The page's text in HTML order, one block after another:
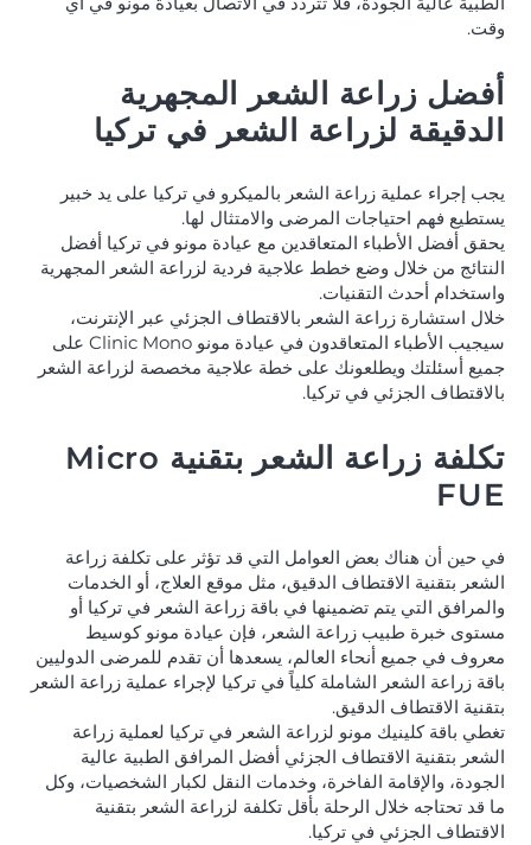
وقت.
أفضل زراعة الشعر المجهرية
الدقيقة لزراعة الشعر في تركيا
يجب إجراء عملية زراعة الشعر بالميكرو في تركيا على يد خبير
يستطيع فهم احتياجات المرضى والامتثال لها.
يحقق أفضل الأطباء المتعاقدين مع عيادة مونو في تركيا أفضل
النتائج من خلال وضع خطط علاجية فردية لزراعة الشعر المجهرية
واستخدام أحدث التقنيات.
خلال استشارة زراعة الشعر بالاقتطاف الجزئي عبر الإنترنت،
سيجيب الأطباء المتعاقدون في عيادة مونو Clinic Mono على
جميع أسئلتك ويطلعونك على خطة علاجية مخصصة لزراعة الشعر
بالاقتطاف الجزئي في تركيا.
تكلفة زراعة الشعر بتقنية Micro
FUE
في حين أن هناك بعض العوامل التي قد تؤثر على تكلفة زراعة
الشعر بتقنية الاقتطاف الدقيق، مثل موقع العلاج، أو الخدمات
والمرافق التي يتم تضمينها في باقة زراعة الشعر في تركيا أو
مستوى خبرة طبيب زراعة الشعر، فإن عيادة مونو كوسيط
معروف في جميع أنحاء العالم، يسعدها أن تقدم للمرضى الدوليين
باقة زراعة الشعر الشاملة كلياً في تركيا لإجراء عملية زراعة الشعر
بتقنية الاقتطاف الدقيق.
تغطي باقة كلينيك مونو لزراعة الشعر في تركيا لعملية زراعة
الشعر بتقنية الاقتطاف الجزئي أفضل المرافق الطبية عالية
الجودة، والإقامة الفاخرة، وخدمات النقل لكبار الشخصيات، وكل
ما قد تحتاجه خلال الرحلة بأقل تكلفة لزراعة الشعر بتقنية
الاقتطاف الجزئي في تركيا.